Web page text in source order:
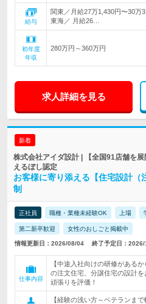
給与
関東／月給27万1,430円〜30万
東海／ 月給26…
初年度
年収
280万円～360万円
求人詳細を見る
新着
株式会社アイダ設計 | 【全国91店舗を
えるぼし認定
お客様に寄り添える【住宅設計
制
正社員 職種・業種未経験OK 上場
第二新卒歓迎 女性のおしごと掲載中
情報更新日：2026/08/04 終了予定日：
仕事内容
【中途入社向けの研修がある
の注文住宅、分譲住宅の設計
頑張りを評価！
【経験の浅い方～ベテランま